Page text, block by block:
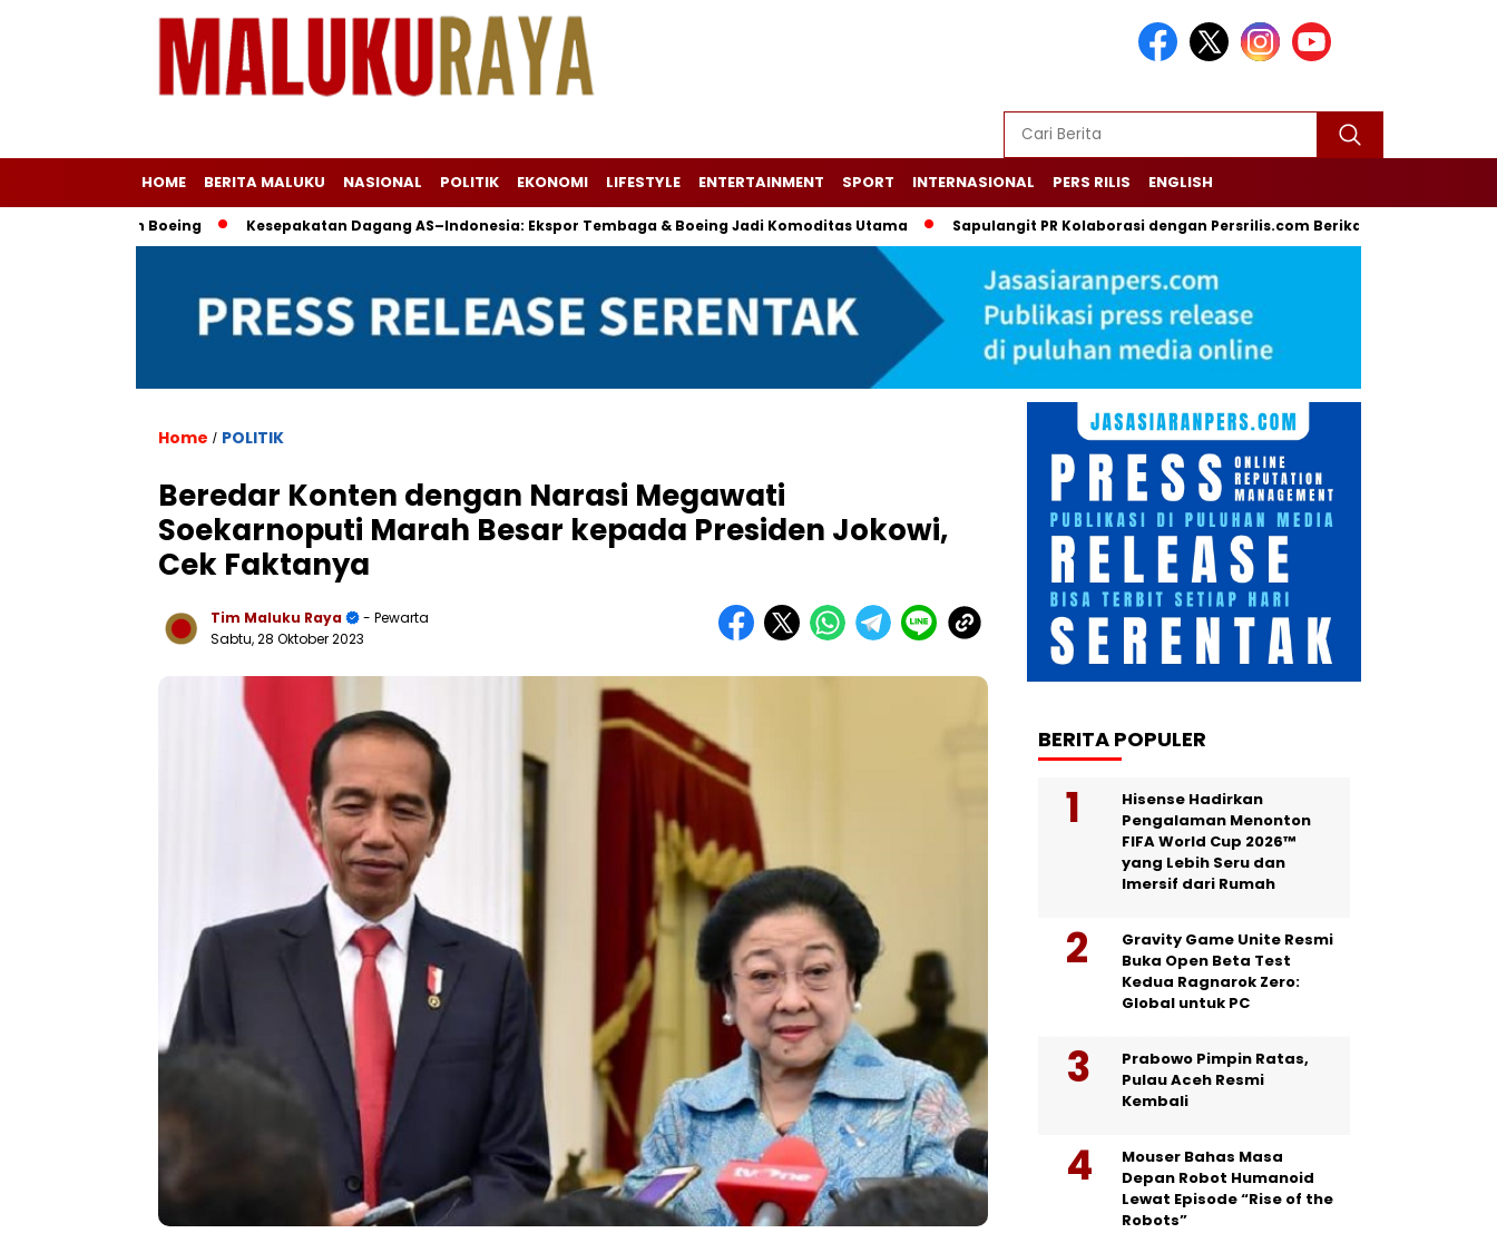
HOME BERITA MALUKU NASIONAL POLITIK EKONOMI LIFESTYLE ENTERTAINMENT SPORT INTERNASIONAL PERS RILIS ENGLISH
Kesepakatan Dagang AS–Indonesia: Ekspor Tembaga & Boeing Jadi Komoditas Utama Sapulangit PR Kolaborasi dengan Persrilis.com Berikan Jasa PR dan Komunikasi
Home / POLITIK
Beredar Konten dengan Narasi Megawati
Soekarnoputi Marah Besar kepada Presiden Jokowi,
Cek Faktanya
Tim Maluku Raya
- Pewarta
Sabtu, 28 Oktober 2023
BERITA POPULER
Hisense Hadirkan
Pengalaman Menonton
FIFA World Cup 2026™
yang Lebih Seru dan
Imersif dari Rumah
Gravity Game Unite Resmi
Buka Open Beta Test
Kedua Ragnarok Zero:
Global untuk PC
Prabowo Pimpin Ratas,
Pulau Aceh Resmi
Kembali
Mouser Bahas Masa
Depan Robot Humanoid
Lewat Episode “Rise of the
Robots”